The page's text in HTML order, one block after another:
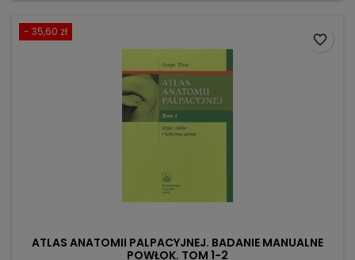
- 35,60 zł
ATLAS ANATOMII PALPACYJNEJ. BADANIE MANUALNE
POWŁOK. TOM 1-2
favorite_border